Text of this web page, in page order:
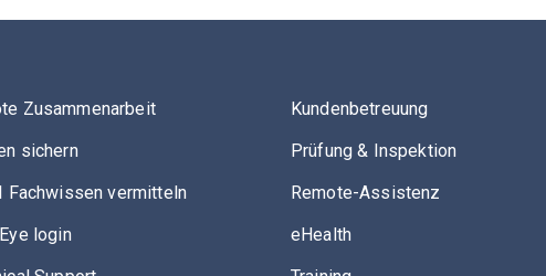
Zusammenarbeit
sichern
Fachwissen vermitteln
login
Kundenbetreuung
Prüfung & Inspektion
Remote-Assistenz
eHealth